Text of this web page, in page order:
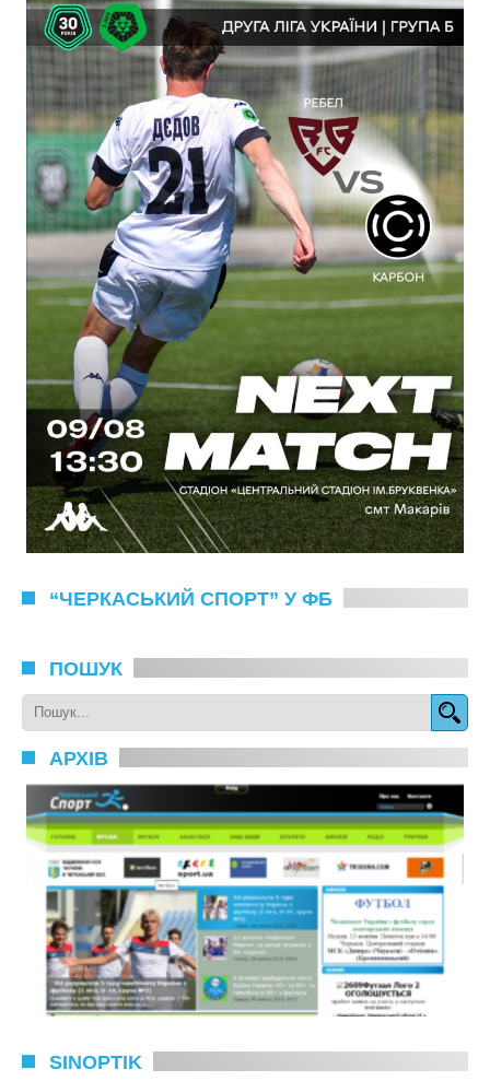
“ЧЕРКАСЬКИЙ СПОРТ” У ФБ
ПОШУК
АРХІВ
SINOPTIK